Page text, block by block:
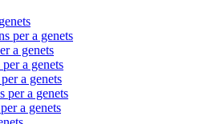
per a genets
a genets
a genets
a genets
per a genets
a genets